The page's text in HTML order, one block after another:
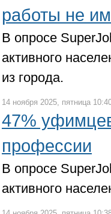
работы не
В опросе
активного
из города.
14 ноября 2025, пятница
47%
профессии
В опросе
активного